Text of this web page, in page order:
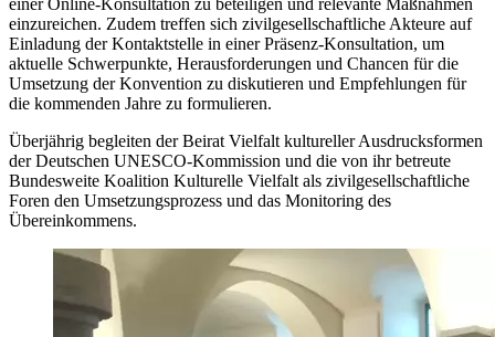
einzureichen. Zudem treffen sich zivilgesellschaftliche Akteure auf
Einladung der Kontaktstelle in einer Präsenz-Konsultation, um
aktuelle Schwerpunkte, Herausforderungen und Chancen für die
Umsetzung der Konvention zu diskutieren und Empfehlungen für
die kommenden Jahre zu formulieren.
Überjährig begleiten der Beirat Vielfalt kultureller Ausdrucksformen
der Deutschen UNESCO-Kommission und die von ihr betreute
Bundesweite Koalition Kulturelle Vielfalt als zivilgesellschaftliche
Foren den Umsetzungsprozess und das Monitoring des
Übereinkommens.